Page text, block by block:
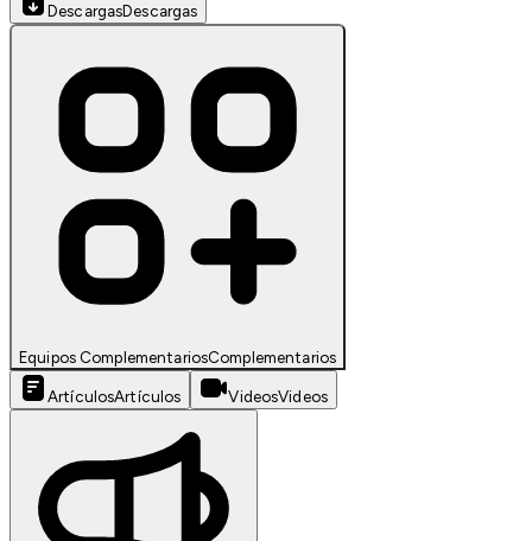
DescargasDescargas
Equipos ComplementariosComplementarios
ArtículosArtículos VideosVideos